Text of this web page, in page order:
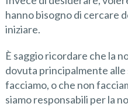
hanno bisogno di cercare
iniziare.
È saggio ricordare che la
dovuta principalmente alle
facciamo, o che non
siamo responsabili per la